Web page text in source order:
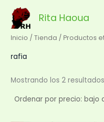
contenido
Rita Haoua
Inicio /Tienda / Productos
rafia
Mostrando los 2 resultados